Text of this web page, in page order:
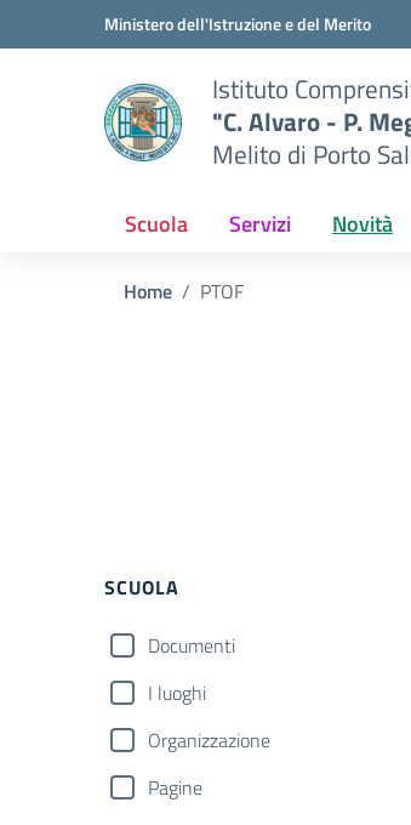
Vai ai contenuti
Vai al menu di navigazioneMinistero dell'Istruzione e del Merito
Istituto
"C. Alvaro - P.
Melito di Porto
Scuola Servizi Novità
Home PTOF
Filtri
SCUOLA
Documenti
I luoghi
Organizzazione
Pagine